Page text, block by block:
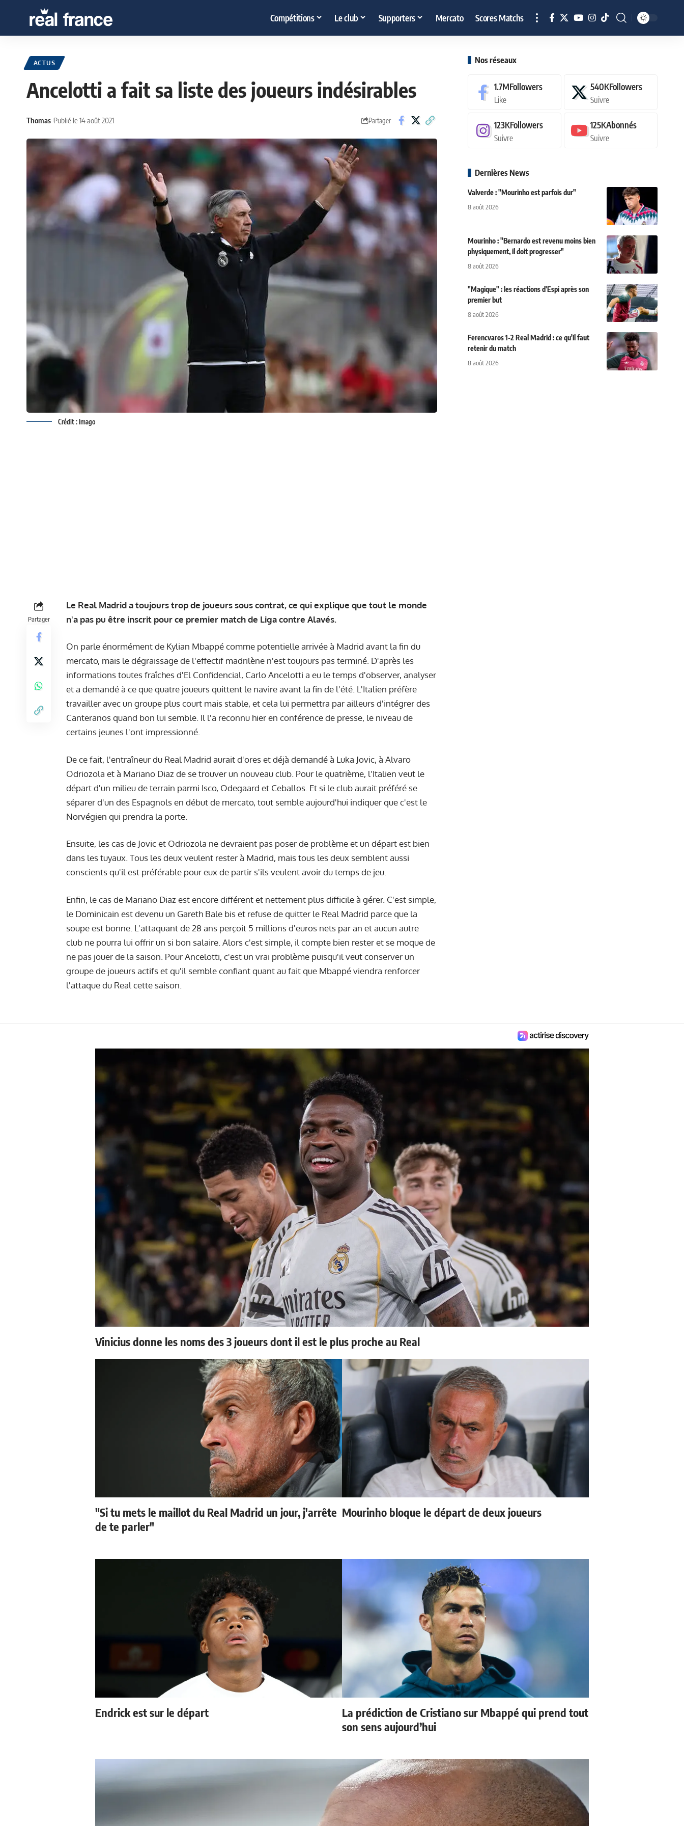
Compétitions Le club Supporters Mercato Scores Matchs
ACTUS
Ancelotti a fait sa liste des joueurs indésirables
Thomas Publié le 14 août 2021 Partager
Crédit : Imago
Partager
Le Real Madrid a toujours trop de joueurs sous contrat, ce qui explique que tout le monde
n'a pas pu être inscrit pour ce premier match de Liga contre Alavés.
On parle énormément de Kylian Mbappé comme potentielle arrivée à Madrid avant la fin du
mercato, mais le dégraissage de l'effectif madrilène n'est toujours pas terminé. D'après les
informations toutes fraîches d'El Confidencial, Carlo Ancelotti a eu le temps d'observer, analyser
et a demandé à ce que quatre joueurs quittent le navire avant la fin de l'été. L'Italien préfère
travailler avec un groupe plus court mais stable, et cela lui permettra par ailleurs d'intégrer des
Canteranos quand bon lui semble. Il l'a reconnu hieren conférence de presse, le niveau de
certains jeunes l'ont impressionné.
De ce fait, l'entraîneur du Real Madrid aurait d'ores et déjà demandé à Luka Jovic, à Alvaro
Odriozola et à Mariano Diaz de se trouver un nouveau club. Pour le quatrième, l'Italien veut le
départ d'un milieu de terrain parmi Isco, Odegaard et Ceballos. Et si le club aurait préféré se
séparer d'un des Espagnols en début de mercato, tout semble aujourd'hui indiquer que c'est le
Norvégien qui prendra la porte.
Ensuite, les cas de Jovic et Odriozola ne devraient pas poser de problème et un départ est bien
dans les tuyaux. Tous les deux veulent rester à Madrid, mais tous les deux semblent aussi
conscients qu'il est préférable pour eux de partir s'ils veulent avoir du temps de jeu.
Enfin, le cas de Mariano Diaz est encore différent et nettement plus difficile à gérer. C'est simple,
le Dominicain est devenu un Gareth Bale bis et refuse de quitter le Real Madrid parce que la
soupe est bonne. L'attaquant de 28 ans perçoit 5 millions d'euros nets par an et aucun autre
club ne pourra lui offrir un si bon salaire. Alors c'est simple, il compte bien rester et se moque de
ne pas jouer de la saison. Pour Ancelotti, c'est un vrai problème puisqu'il veut conserver un
groupe de joueurs actifs et qu'il semble confiant quant au fait que Mbappé viendra renforcer
l'attaque du Real cette saison.
Nos réseaux
1.7MFollowers
Like
540KFollowers
Suivre
123KFollowers
Suivre
125KAbonnés
Suivre
Dernières News
Valverde : "Mourinho est parfois dur"
8 août 2026
Mourinho : "Bernardo est revenu moins bien
physiquement, il doit progresser"
8 août 2026
"Magique" : les réactions d'Espi après son
premier but
8 août 2026
Ferencvaros 1-2 Real Madrid : ce qu'il faut
retenir du match
8 août 2026
Vinicius donne les noms des 3 joueurs dont il est le plus proche au Real
"Si tu mets le maillot du Real Madrid un jour, j'arrête
de te parler"
Mourinho bloque le départ de deux joueurs
Endrick est sur le départ
La prédiction de Cristiano sur Mbappé qui prend tout
son sens aujourd’hui